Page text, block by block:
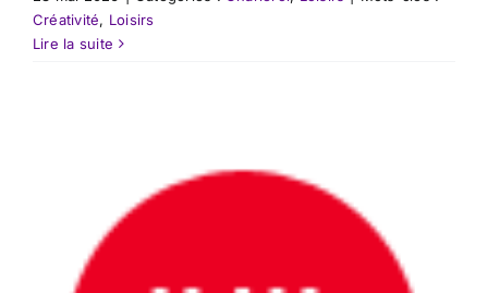
Créativité, Loisirs
Lire la suite